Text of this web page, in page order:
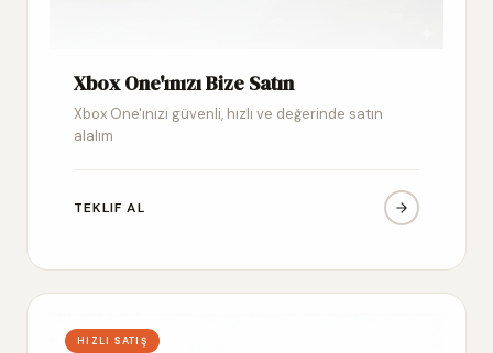
Xbox One'ınızı Bize Satın
Xbox One'ınızı güvenli, hızlı ve değerinde satın
alalım
TEKLIF AL
HIZLI SATIŞ